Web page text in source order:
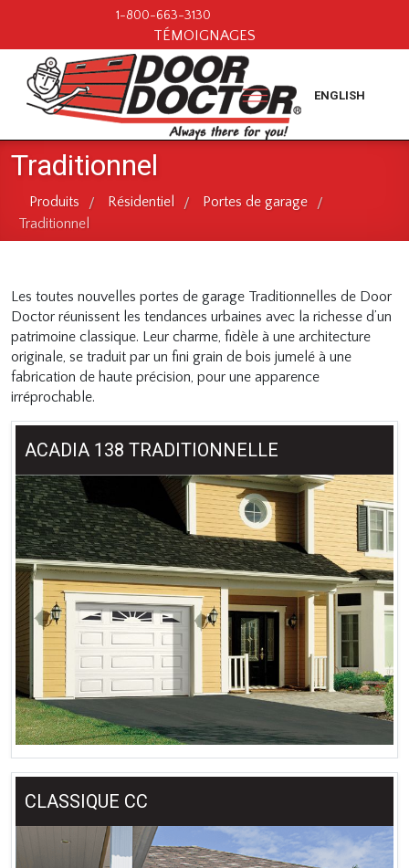
1-800-663-3130
TÉMOIGNAGES
ENGLISH
Traditionnel
Produits / Résidentiel / Portes de garage
/
Traditionnel
Les toutes nouvelles portes de garage Traditionnelles de Door
Doctor réunissent les tendances urbaines avec la richesse d’un
patrimoine classique. Leur charme, fidèle à une architecture
originale, se traduit par un fini grain de bois jumelé à une
fabrication de haute précision, pour une apparence
irréprochable.
ACADIA 138 TRADITIONNELLE
CLASSIQUE CC